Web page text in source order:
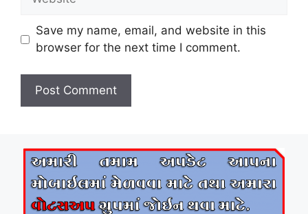
Save my name, email, and website in this
browser for the next time I comment.